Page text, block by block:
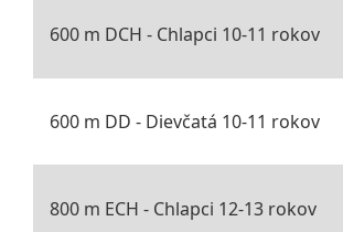
600 m DCH - Chlapci 10-11 rokov
600 m DD - Dievčatá 10-11 rokov
800 m ECH - Chlapci 12-13 rokov